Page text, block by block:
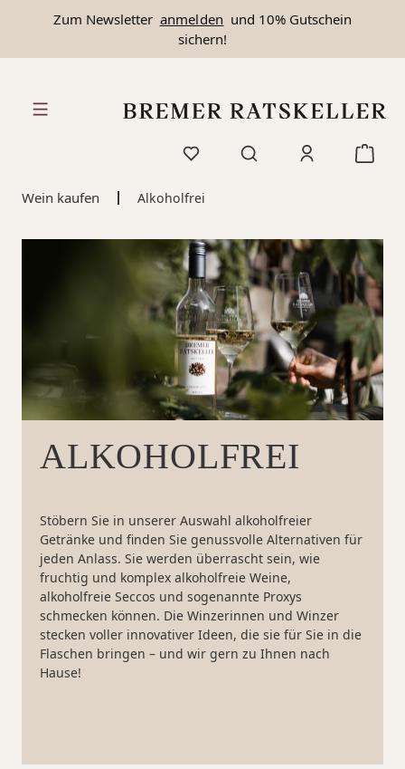
springen
Zum Newsletter anmelden und 10% Gutschein
sichern!
Wein kaufen Alkoholfrei
ALKOHOLFREI
Stöbern Sie in unserer Auswahl alkoholfreier
Getränke und finden Sie genussvolle Alternativen für
jeden Anlass. Sie werden überrascht sein, wie
fruchtig und komplex alkoholfreie Weine,
alkoholfreie Seccos und sogenannte Proxys
schmecken können. Die Winzerinnen und Winzer
stecken voller innovativer Ideen, die sie für Sie in die
Flaschen bringen – und wir gern zu Ihnen nach
Hause!